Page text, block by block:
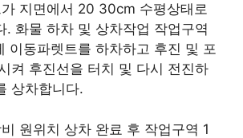
지면에서 20 30cm 수평상태로
. 화물 하차 및 상차작업 작업구역
이동파렛트를 하차하고 후진 및 포
켜 후진선을 터치 및 다시 전진하
상차합니다.
원위치 상차 완료 후 작업구역 1